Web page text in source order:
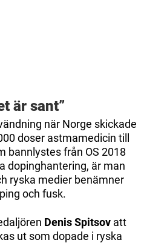
är sant”
när Norge skickade
doser astmamedicin till
bannlystes från OS 2018
dopinghantering, är man
ryska medier benämner
och fusk.
Denis Spitsov att
ut som dopade i ryska